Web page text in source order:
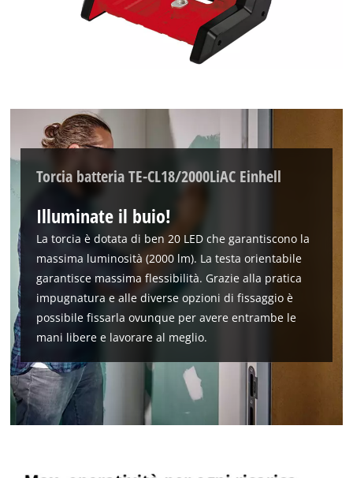
Torcia batteria TE-CL18/2000LiAC Einhell
Illuminate il buio!
La torcia è dotata di ben 20 LED che garantiscono la
massima luminosità (2000 lm). La testa orientabile
garantisce massima flessibilità. Grazie alla pratica
impugnatura e alle diverse opzioni di fissaggio è
possibile fissarla ovunque per avere entrambe le
mani libere e lavorare al meglio.